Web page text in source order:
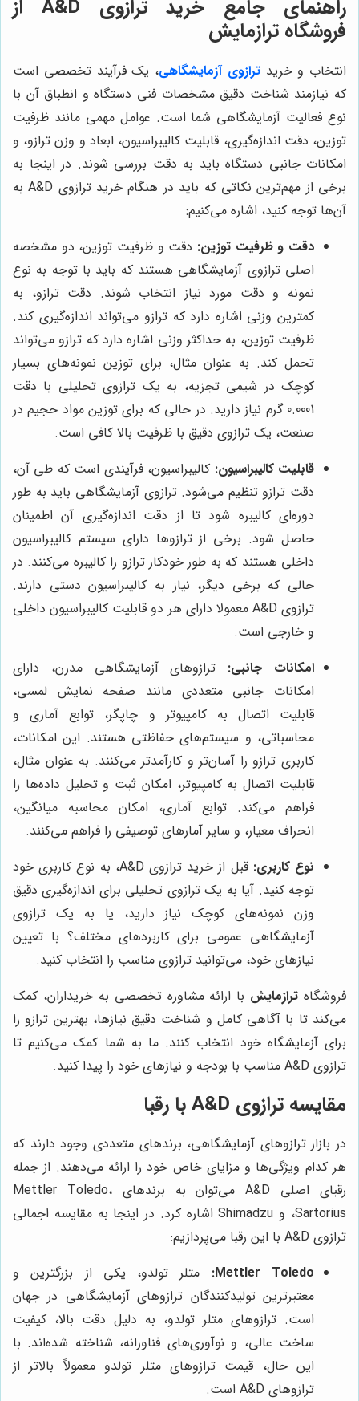
راهنمای جامع خرید ترازوی A&D از
فروشگاه ترازمایش
انتخاب و خریدترازوی آزمایشگاهی، یک فرآیند تخصصی است
که نیازمند شناخت دقیق مشخصات فنی دستگاه و انطباق آن با
نوع فعالیت آزمایشگاهی شما است. عوامل مهمی مانند ظرفیت
توزین، دقت اندازه‌گیری، قابلیت کالیبراسیون، ابعاد و وزن ترازو، و
امکانات جانبی دستگاه باید به دقت بررسی شوند. در اینجا به
برخی از مهم‌ترین نکاتی که باید در هنگام خرید ترازوی A&D به
آن‌ها توجه کنید، اشاره می‌کنیم:
دقت و ظرفیت توزین: دقت و ظرفیت توزین، دو مشخصه
اصلی ترازوی آزمایشگاهی هستند که باید با توجه به نوع
نمونه و دقت مورد نیاز انتخاب شوند. دقت ترازو، به
کمترین وزنی اشاره دارد که ترازو می‌تواند اندازه‌گیری کند.
ظرفیت توزین، به حداکثر وزنی اشاره دارد که ترازو می‌تواند
تحمل کند. به عنوان مثال، برای توزین نمونه‌های بسیار
کوچک در شیمی تجزیه، به یک ترازوی تحلیلی با دقت
0.0001 گرم نیاز دارید. در حالی که برای توزین مواد حجیم در
صنعت، یک ترازوی دقیق با ظرفیت بالا کافی است.
قابلیت کالیبراسیون: کالیبراسیون، فرآیندی است که طی آن،
دقت ترازو تنظیم می‌شود. ترازوی آزمایشگاهی باید به طور
دوره‌ای کالیبره شود تا از دقت اندازه‌گیری آن اطمینان
حاصل شود. برخی از ترازوها دارای سیستم کالیبراسیون
داخلی هستند که به طور خودکار ترازو را کالیبره می‌کنند. در
حالی که برخی دیگر، نیاز به کالیبراسیون دستی دارند.
ترازوی A&D معمولا دارای هر دو قابلیت کالیبراسیون داخلی
و خارجی است.
امکانات جانبی: ترازوهای آزمایشگاهی مدرن، دارای
امکانات جانبی متعددی مانند صفحه نمایش لمسی،
قابلیت اتصال به کامپیوتر و چاپگر، توابع آماری و
محاسباتی، و سیستم‌های حفاظتی هستند. این امکانات،
کاربری ترازو را آسان‌تر و کارآمدتر می‌کنند. به عنوان مثال،
قابلیت اتصال به کامپیوتر، امکان ثبت و تحلیل داده‌ها را
فراهم می‌کند. توابع آماری، امکان محاسبه میانگین،
انحراف معیار، و سایر آمارهای توصیفی را فراهم می‌کنند.
نوع کاربری:
قبل از خرید ترازوی A&D، به نوع کاربری خود
توجه کنید. آیا به یک ترازوی تحلیلی برای اندازه‌گیری دقیق
وزن نمونه‌های کوچک نیاز دارید، یا به یک ترازوی
آزمایشگاهی عمومی برای کاربردهای مختلف؟ با تعیین
نیازهای خود، می‌توانید ترازوی مناسب را انتخاب کنید.
فروشگاه ترازمایش با ارائه مشاوره تخصصی به خریداران، کمک
می‌کند تا با آگاهی کامل و شناخت دقیق نیازها، بهترین ترازو را
برای آزمایشگاه خود انتخاب کنند. ما به شما کمک می‌کنیم تا
ترازوی A&D مناسب با بودجه و نیازهای خود را پیدا کنید.
مقایسه ترازوی A&D با رقبا
در بازار ترازوهای آزمایشگاهی، برندهای متعددی وجود دارند که
هر کدام ویژگی‌ها و مزایای خاص خود را ارائه می‌دهند. از جمله
رقبای اصلی A&D می‌توان به برندهای Mettler Toledo،
Sartorius، و Shimadzu اشاره کرد. در اینجا به مقایسه اجمالی
ترازوی A&D با این رقبا می‌پردازیم:
Mettler Toledo:
متلر تولدو، یکی از بزرگترین و
معتبرترین تولیدکنندگان ترازوهای آزمایشگاهی در جهان
است. ترازوهای متلر تولدو، به دلیل دقت بالا، کیفیت
ساخت عالی، و نوآوری‌های فناورانه، شناخته شده‌اند. با
این حال، قیمت ترازوهای متلر تولدو معمولاً بالاتر از
ترازوهای A&D است.